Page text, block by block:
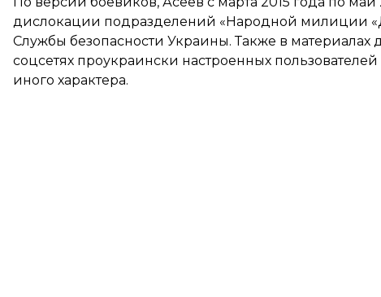
дислокации подразделений «Народной милиции
Службы безопасности Украины. Также в материалах
соцсетях проукраински настроенных
иного характера.